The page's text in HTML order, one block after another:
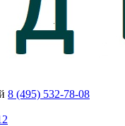
8 (495) 532-78-08